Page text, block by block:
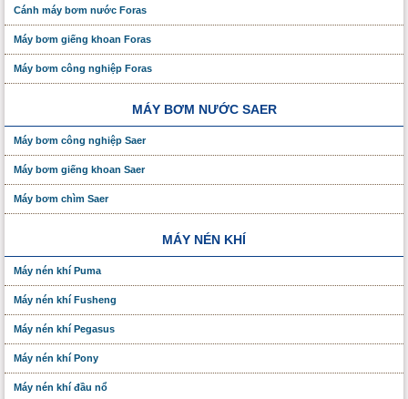
Cánh máy bơm nước Foras
Máy bơm giếng khoan Foras
Máy bơm công nghiệp Foras
MÁY BƠM NƯỚC SAER
Máy bơm công nghiệp Saer
Máy bơm giếng khoan Saer
Máy bơm chìm Saer
MÁY NÉN KHÍ
Máy nén khí Puma
Máy nén khí Fusheng
Máy nén khí Pegasus
Máy nén khí Pony
Máy nén khí đầu nổ